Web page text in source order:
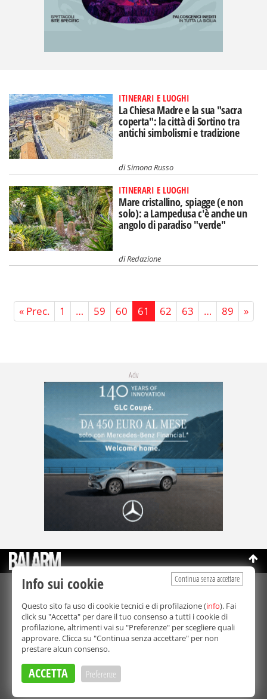
ITINERARI E LUOGHI
La Chiesa Madre e la sua "sacra
coperta": la città di Sortino tra
antichi simbolismi e tradizione
diSimona Russo
ITINERARI E LUOGHI
Mare cristallino, spiagge (e non
solo): a Lampedusa c'è anche un
angolo di paradiso "verde"
diRedazione
« Prec. 1 … 59 60 61 62 63 … 89 »
Adv
Bmedia Srl- P.IVA 07064240828
La riproduzione totale o parziale di tutti i contenuti, in qualunque
forma, su qualsiasi supporto è proibita.
Balarm.it è una testata giornalistica registrata. Autorizzazione del
Tribunale di Palermo n° 32 del 21/10/2003
Direttore responsabile:
Continua senza accettare
Info sui cookie
Questo sito fa uso di cookie tecnici e di profilazione (info). Fai
click su "Accetta" per dare il tuo consenso a tutti i cookie di
profilazione, altrimenti vai su "Preferenze" per scegliere quali
approvare. Clicca su "Continua senza accettare" per non
prestare alcun consenso.
ACCETTA Preferenze